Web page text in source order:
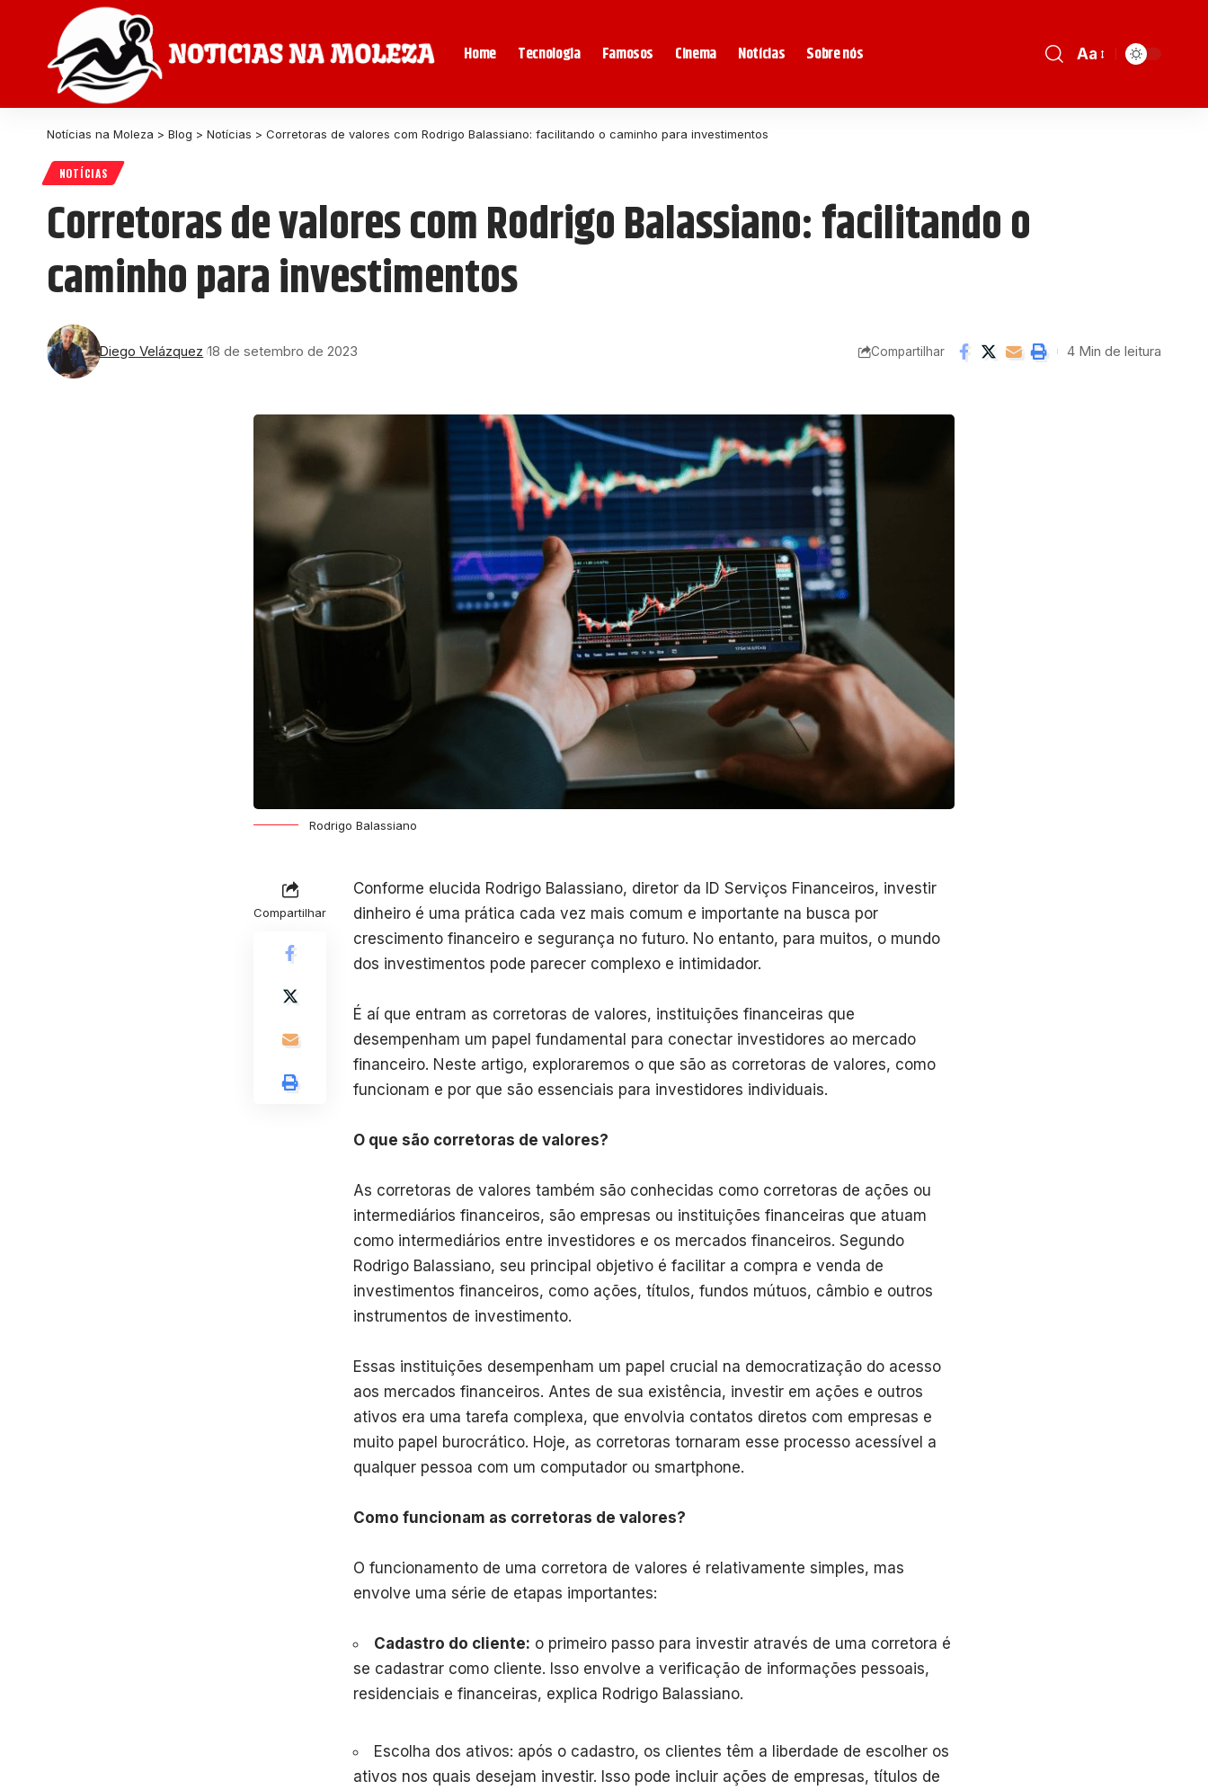
Home Tecnologia Famosos Cinema Notícias Sobre nós Aa
Notícias na Moleza > Blog > Notícias > Corretoras de valores com Rodrigo Balassiano: facilitando o caminho para investimentos
NOTÍCIAS
Corretoras de valores com Rodrigo Balassiano: facilitando o
caminho para investimentos
Diego Velázquez 18 de setembro de 2023 Compartilhar 4 Min de leitura
Rodrigo Balassiano
Compartilhar
Conforme elucida Rodrigo Balassiano, diretor da ID Serviços Financeiros, investir
dinheiro é uma prática cada vez mais comum e importante na busca por
crescimento financeiro e segurança no futuro. No entanto, para muitos, o mundo
dos investimentos pode parecer complexo e intimidador.
É aí que entram as corretoras de valores, instituições financeiras que
desempenham um papel fundamental para conectar investidores ao mercado
financeiro. Neste artigo, exploraremos o que são as corretoras de valores, como
funcionam e por que são essenciais para investidores individuais.
O que são corretoras de valores?
As corretoras de valores também são conhecidas como corretoras de ações ou
intermediários financeiros, são empresas ou instituições financeiras que atuam
como intermediários entre investidores e os mercados financeiros. Segundo
Rodrigo Balassiano, seu principal objetivo é facilitar a compra e venda de
investimentos financeiros, como ações, títulos, fundos mútuos, câmbio e outros
instrumentos de investimento.
Essas instituições desempenham um papel crucial na democratização do acesso
aos mercados financeiros. Antes de sua existência, investir em ações e outros
ativos era uma tarefa complexa, que envolvia contatos diretos com empresas e
muito papel burocrático. Hoje, as corretoras tornaram esse processo acessível a
qualquer pessoa com um computador ou smartphone.
Como funcionam as corretoras de valores?
O funcionamento de uma corretora de valores é relativamente simples, mas
envolve uma série de etapas importantes:
Cadastro do cliente: o primeiro passo para investir através de uma corretora é
se cadastrar como cliente. Isso envolve a verificação de informações pessoais,
residenciais e financeiras, explica Rodrigo Balassiano.
Escolha dos ativos: após o cadastro, os clientes têm a liberdade de escolher os
ativos nos quais desejam investir. Isso pode incluir ações de empresas, títulos de